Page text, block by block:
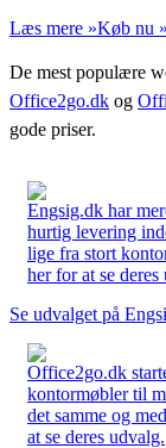
Læs mere »Køb nu »
De mest populære
Office2go.dk og
gode priser.
Engsig.dk har
hurtig levering
lige fra stort
her for at se deres
Se udvalget på
Office2go.dk
kontormøbler til
det samme og
at se deres udvalg.